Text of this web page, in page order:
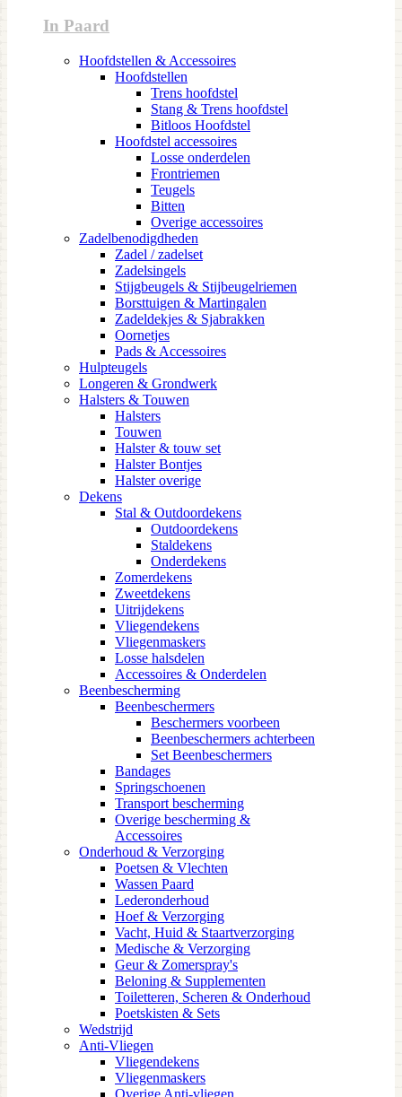
In Paard
Hoofdstellen & Accessoires
Hoofdstellen
Trens hoofdstel
Stang & Trens hoofdstel
Bitloos Hoofdstel
Hoofdstel accessoires
Losse onderdelen
Frontriemen
Teugels
Bitten
Overige accessoires
Zadelbenodigdheden
Zadel / zadelset
Zadelsingels
Stijgbeugels & Stijbeugelriemen
Borsttuigen & Martingalen
Zadeldekjes & Sjabrakken
Oornetjes
Pads & Accessoires
Hulpteugels
Longeren & Grondwerk
Halsters & Touwen
Halsters
Touwen
Halster & touw set
Halster Bontjes
Halster overige
Dekens
Stal & Outdoordekens
Outdoordekens
Staldekens
Onderdekens
Zomerdekens
Zweetdekens
Uitrijdekens
Vliegendekens
Vliegenmaskers
Losse halsdelen
Accessoires & Onderdelen
Beenbescherming
Beenbeschermers
Beschermers voorbeen
Beenbeschermers achterbeen
Set Beenbeschermers
Bandages
Springschoenen
Transport bescherming
Overige bescherming &
Accessoires
Onderhoud & Verzorging
Poetsen & Vlechten
Wassen Paard
Lederonderhoud
Hoef & Verzorging
Vacht, Huid & Staartverzorging
Medische & Verzorging
Geur & Zomerspray's
Beloning & Supplementen
Toiletteren, Scheren & Onderhoud
Poetskisten & Sets
Wedstrijd
Anti-Vliegen
Vliegendekens
Vliegenmaskers
Overige Anti-vliegen